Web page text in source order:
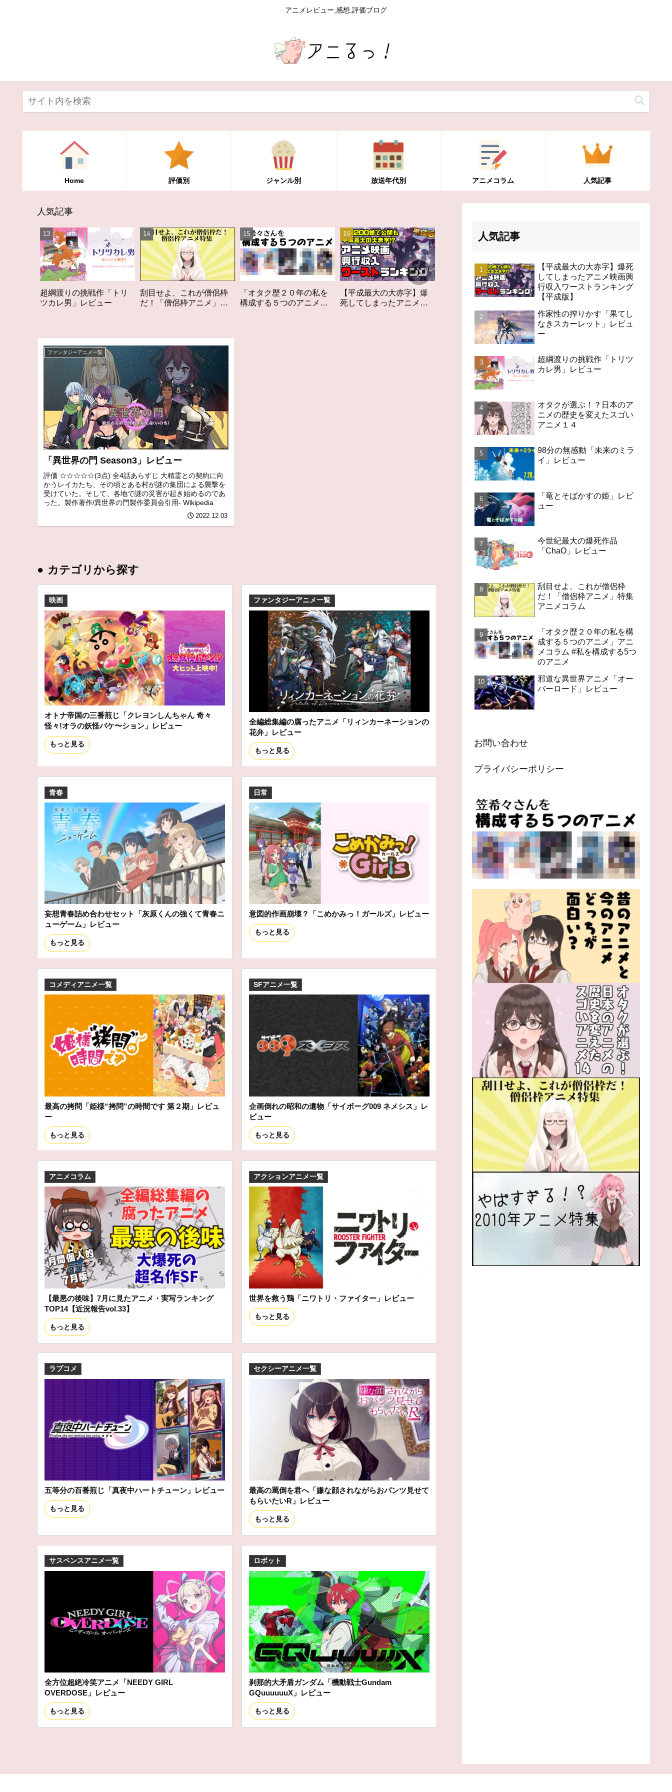
アニメレビュー,感想,評価ブログ
Home 評価別 ジャンル別 放送年代別 アニメコラム 人気記事
人気記事
戦作「トリ
刮目せよ、これが僧侶枠
だ！「僧侶枠アニメ」特
「オタク歴２０年の私を
構成する５つのアニメ」
【平成最大の大赤字】爆
死してしまったアニメ映
作家性の搾りかす「果て
しなきスカーレット」レ
オタクが選ぶ！？日本の
アニメの歴史を変えたス
ゴいアニメ１４
98分の無感動「未来のミ
ライ」レビュー
ファンタジーアニメ一覧
「異世界の門 Season3」レビュー
評価 ☆☆☆☆☆(3点) 全4話あらすじ 大精霊との契約に向
かうレイカたち、その頃とある村が謎の集団による襲撃を
受けていた。そして、各地で謎の災害が起き始めるのであ
った。製作著作/異世界の門製作委員会引用- Wikipedia
2022.12.03
● カテゴリから探す
映画
オトナ帝国の三番煎じ「クレヨンしんちゃん 奇々
怪々!オラの妖怪バケ〜ション」レビュー
もっと見る
ファンタジーアニメ一覧
全編総集編の腐ったアニメ「リィンカーネーションの
花弁」レビュー
もっと見る
青春
妄想青春詰め合わせセット「灰原くんの強くて青春ニ
ューゲーム」レビュー
もっと見る
日常
意図的作画崩壊？「こめかみっ！ガールズ」レビュー
もっと見る
コメディアニメ一覧
最高の拷問「姫様“拷問”の時間です 第２期」レビュ
ー
もっと見る
SFアニメ一覧
企画倒れの昭和の遺物「サイボーグ009 ネメシス」レ
ビュー
もっと見る
アニメコラム
【最悪の後味】7月に見たアニメ・実写ランキング
TOP14【近況報告vol.33】
もっと見る
アクションアニメ一覧
世界を救う鶏「ニワトリ・ファイター」レビュー
もっと見る
ラブコメ
五等分の百番煎じ「真夜中ハートチューン」レビュー
もっと見る
セクシーアニメ一覧
最高の罵倒を君へ「嫌な顔されながらおパンツ見せて
もらいたいR」レビュー
もっと見る
サスペンスアニメ一覧
全方位超絶冷笑アニメ「NEEDY GIRL
OVERDOSE」レビュー
もっと見る
ロボット
刹那的大矛盾ガンダム「機動戦士Gundam
GQuuuuuuX」レビュー
もっと見る
人気記事
【平成最大の大赤字】爆死
してしまったアニメ映画興
行収入ワーストランキング
【平成版】
作家性の搾りかす「果てし
なきスカーレット」レビュ
ー
超綱渡りの挑戦作「トリツ
カレ男」レビュー
オタクが選ぶ！？日本のア
ニメの歴史を変えたスゴい
アニメ１４
98分の無感動「未来のミラ
イ」レビュー
「竜とそばかすの姫」レビ
ュー
今世紀最大の爆死作品
「ChaO」レビュー
刮目せよ、これが僧侶枠
だ！「僧侶枠アニメ」特集
アニメコラム
「オタク歴２０年の私を構
成する５つのアニメ」アニ
メコラム #私を構成する5つ
のアニメ
邪道な異世界アニメ「オー
バーロード」レビュー
お問い合わせ
プライバシーポリシー